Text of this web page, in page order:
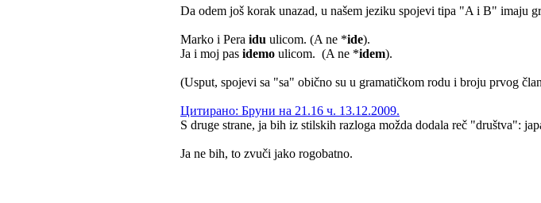
Da odem još korak unazad, u našem jeziku spojevi tipa "A i B" imaju
Marko i Pera idu ulicom. (A ne *ide).
Ja i moj pas idemo ulicom. (A ne *idem).
(Usput, spojevi sa "sa" obično su u gramatičkom rodu i broju prvog
Цитирано: Бруни на 21.16 ч. 13.12.2009.
S druge strane, ja bih iz stilskih razloga možda dodala reč "društva":
Ja ne bih, to zvuči jako rogobatno.